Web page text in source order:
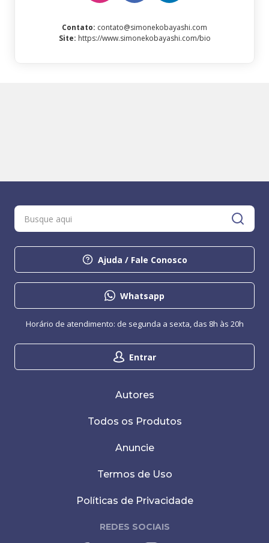
Contato: contato@simonekobayashi.com
Site: https://www.simonekobayashi.com/bio
Ajuda / Fale Conosco
Whatsapp
Entrar
Horário de atendimento: de segunda a sexta, das 8h às 20h
Autores
Todos os Produtos
Anuncie
Termos de Uso
Políticas de Privacidade
REDES SOCIAIS